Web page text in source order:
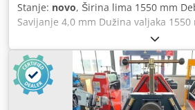
Stanje: novo, Širina lima 1550 mm
Savijanje 4,0 mm Dužina valjaka
prečnik 190 mm Prečnik gornjeg
1265 kg Dimenzije 2670x1110x1050
Centralni valjci pokretani
reduktorom i zupčastim prenosom -
valjak - Glavni motor sa kočionim